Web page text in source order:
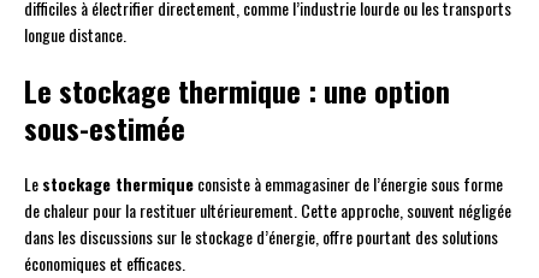
difficiles à électrifier directement, comme l’industrie lourde ou les transports
longue distance.
Le stockage thermique : une option
sous-estimée
Lestockage thermiqueconsiste à emmagasiner de l’énergie sous forme
de chaleur pour la restituer ultérieurement. Cette approche, souvent négligée
dans les discussions sur le stockage d’énergie, offre pourtant des solutions
économiques et efficaces.